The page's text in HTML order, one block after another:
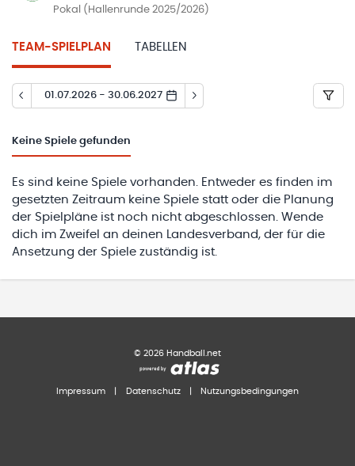
Pokal (Hallenrunde 2025/2026)
TEAM-SPIELPLAN TABELLEN
01.07.2026 - 30.06.2027
Keine Spiele gefunden
Es sind keine Spiele vorhanden. Entweder es finden im
gesetzten Zeitraum keine Spiele statt oder die Planung
der Spielpläne ist noch nicht abgeschlossen. Wende
dich im Zweifel an deinen Landesverband, der für die
Ansetzung der Spiele zuständig ist.
© 2026 Handball.net
Impressum Datenschutz Nutzungsbedingungen